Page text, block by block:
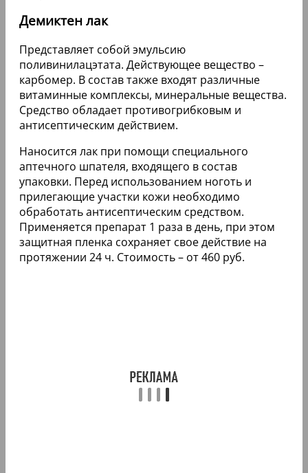
Демиктен лак
Представляет собой эмульсию
поливинилацэтата. Действующее вещество –
карбомер. В состав также входят различные
витаминные комплексы, минеральные вещества.
Средство обладает противогрибковым и
антисептическим действием.
Наносится лак при помощи специального
аптечного шпателя, входящего в состав
упаковки. Перед использованием ноготь и
прилегающие участки кожи необходимо
обработать антисептическим средством.
Применяется препарат 1 раза в день, при этом
защитная пленка сохраняет свое действие на
протяжении 24 ч. Стоимость – от 460 руб.